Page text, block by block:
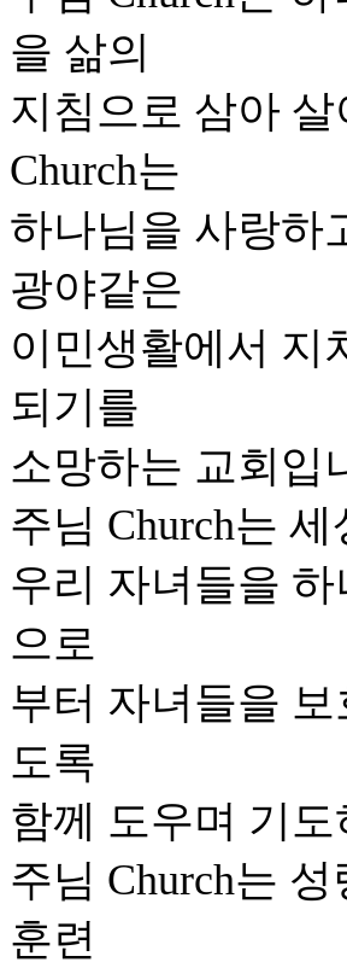
을 삶의
지침으로 삼아
Church는
하나님을 사랑하
광야같은
이민생활에서 지
되기를
소망하는 교회입
주님 Church는
우리 자녀들을
으로
부터 자녀들을
도록
함께 도우며 기
주님 Church는
훈련